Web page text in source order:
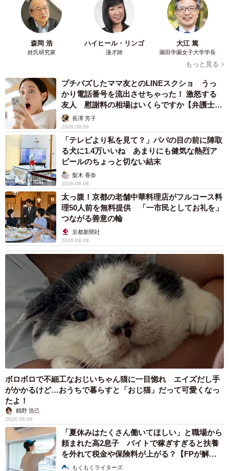
森岡 浩
姓氏研究家
ハイヒール・リンゴ
漫才師
大江 篤
園田学園女子大学学長
もっと見る
プチバズしたママ友とのLINEスクショ うっ
かり電話番号を流出させちゃった！ 激怒する
友人 慰謝料の相場はいくらですか【弁護士が
解説】長澤 芳子
2026.08.08
「テレビより私を見て？」パパの目の前に陣取
る犬に1.4万いいね あまりにも健気な熱烈ア
ピールのちょっと切ない結末
梨木 香奈
2026.08.08
太っ腹！京都の老舗中華料理店がフルコース料
理50人前を無料提供 「一市民としてお礼を」
つながる善意の輪
京都新聞社
2026.08.08
ボロボロで不細工なおじいちゃん猫に一目惚れ エイズだし手
がかかるけど…おうちで暮らすと「おじ猫」だって可愛くなっ
たよ！
鶴野 浩己
2026.08.08
「夏休みはたくさん働いてほしい」と職場から
頼まれた高2息子 バイトで稼ぎすぎると扶養
を外れて税金や保険料が上がる？【FPが解
説】もくもくライターズ